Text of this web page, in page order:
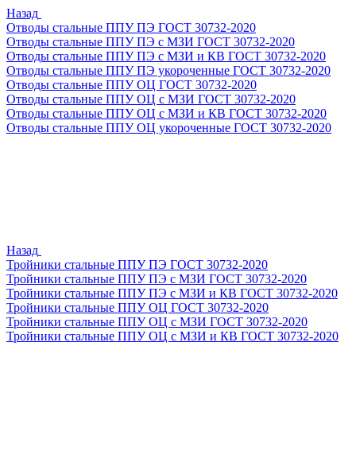
Назад
Отводы стальные ППУ ПЭ ГОСТ 30732-2020
Отводы стальные ППУ ПЭ с МЗИ ГОСТ 30732-2020
Отводы стальные ППУ ПЭ с МЗИ и КВ ГОСТ 30732-2020
Отводы стальные ППУ ПЭ укороченные ГОСТ 30732-2020
Отводы стальные ППУ ОЦ ГОСТ 30732-2020
Отводы стальные ППУ ОЦ с МЗИ ГОСТ 30732-2020
Отводы стальные ППУ ОЦ с МЗИ и КВ ГОСТ 30732-2020
Отводы стальные ППУ ОЦ укороченные ГОСТ 30732-2020
Назад
Тройники стальные ППУ ПЭ ГОСТ 30732-2020
Тройники стальные ППУ ПЭ с МЗИ ГОСТ 30732-2020
Тройники стальные ППУ ПЭ с МЗИ и КВ ГОСТ 30732-2020
Тройники стальные ППУ ОЦ ГОСТ 30732-2020
Тройники стальные ППУ ОЦ с МЗИ ГОСТ 30732-2020
Тройники стальные ППУ ОЦ с МЗИ и КВ ГОСТ 30732-2020